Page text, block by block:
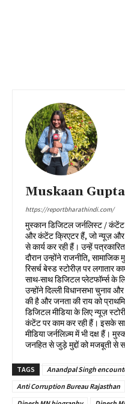
Muskaan Gupta
https://reportbharathindi.com/
मुस्कान डिजिटल जर्नलिस्ट /
और कंटेंट क्रिएटर हैं, जो न्यूज़ और
से कार्य कर रही हैं। उन्हें
दौरान उन्होंने राजनीति,
रिसर्च बेस्ड स्टोरीज़ पर लगातार
साथ-साथ डिजिटल प्लेटफॉर्म्स के
उन्होंने दिल्ली विधानसभा चुनाव
की है और जनता की राय को
डिजिटल मीडिया के लिए न्यूज़
कंटेंट पर काम कर रही हैं। इसके
मीडिया जर्नलिज़्म में भी दक्ष हैं।
जनहित से जुड़े मुद्दों को मजबूती से
TAGS
Anandpal Singh
Anti Corruption Bureau Rajasthan